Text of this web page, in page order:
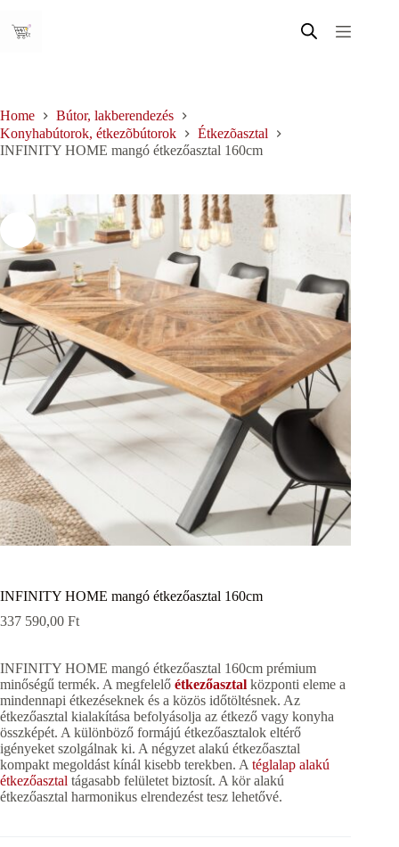
content
Home
Bútor, lakberendezés
Konyhabútorok, étkezõbútorok
Étkezõasztal
INFINITY HOME mangó étkezőasztal 160cm
INFINITY HOME mangó étkezőasztal 160cm
337 590,00 Ft
INFINITY HOME mangó étkezőasztal 160cm prémium
minőségű termék. A megfelelő étkezőasztal központi eleme a
mindennapi étkezéseknek és a közös időtöltésnek. Az
étkezőasztal kialakítása befolyásolja az étkező vagy konyha
összképét. A különböző formájú étkezőasztalok eltérő
igényeket szolgálnak ki. A négyzet alakú étkezőasztal
kompakt megoldást kínál kisebb terekben. A téglalap alakú
étkezőasztal tágasabb felületet biztosít. A kör alakú
étkezőasztal harmonikus elrendezést tesz lehetővé.